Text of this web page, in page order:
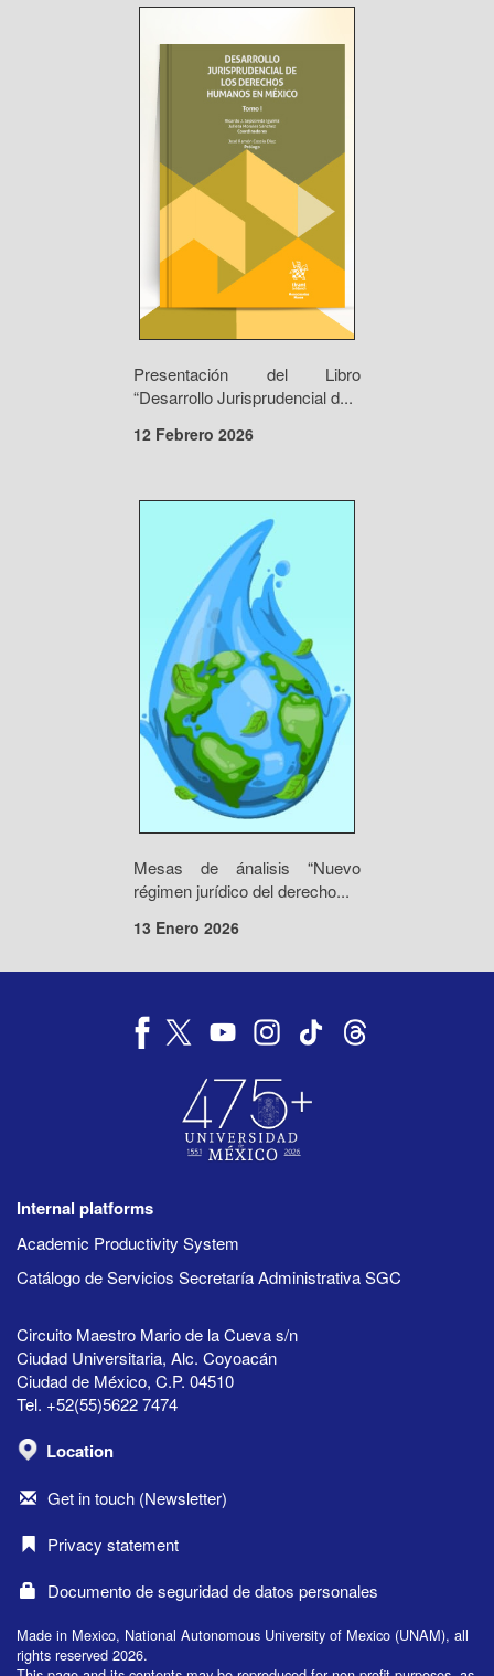
Presentación del Libro
“Desarrollo Jurisprudencial d...
12 Febrero 2026
Mesas de ánalisis “Nuevo
régimen jurídico del derecho...
13 Enero 2026
Internal platforms
Academic Productivity System
Catálogo de Servicios Secretaría Administrativa SGC
Circuito Maestro Mario de la Cueva s/n
Ciudad Universitaria, Alc. Coyoacán
Ciudad de México, C.P. 04510
Tel. +52(55)5622 7474
Location
Get in touch (Newsletter)
Privacy statement
Documento de seguridad de datos personales
Made in Mexico, National Autonomous University of Mexico (UNAM), all
rights reserved 2026.